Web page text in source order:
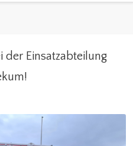
Einsatzabteilung